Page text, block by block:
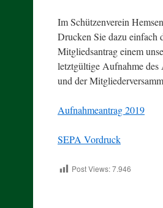
Im Schützenverein
Drucken Sie dazu einfach
Mitgliedsantrag einem
letztgültige Aufnahme des
und der
Aufnahmeantrag 2019
SEPA Vordruck
Post Views:7.946